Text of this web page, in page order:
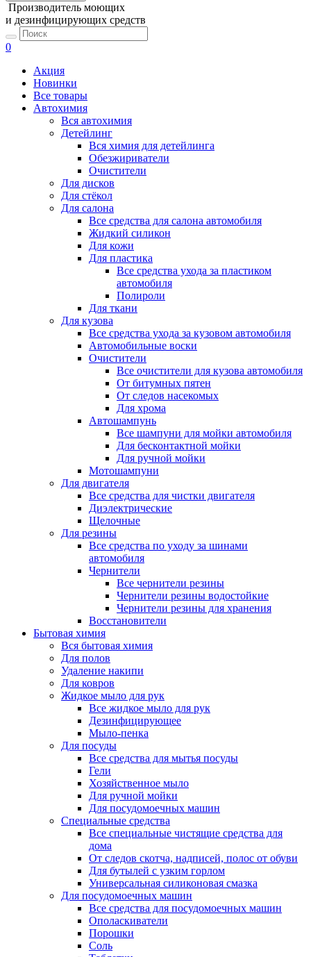
Производитель моющих
и дезинфицирующих средств
0
Акция
Новинки
Все товары
Автохимия
Вся автохимия
Детейлинг
Вся химия для детейлинга
Обезжириватели
Очистители
Для дисков
Для стёкол
Для салона
Все средства для салона автомобиля
Жидкий силикон
Для кожи
Для пластика
Все средства ухода за пластиком
автомобиля
Полироли
Для ткани
Для кузова
Все средства ухода за кузовом автомобиля
Автомобильные воски
Очистители
Все очистители для кузова автомобиля
От битумных пятен
От следов насекомых
Для хрома
Автошампунь
Все шампуни для мойки автомобиля
Для бесконтактной мойки
Для ручной мойки
Мотошампуни
Для двигателя
Все средства для чистки двигателя
Диэлектрические
Щелочные
Для резины
Все средства по уходу за шинами
автомобиля
Чернители
Все чернители резины
Чернители резины водостойкие
Чернители резины для хранения
Восстановители
Бытовая химия
Вся бытовая химия
Для полов
Удаление накипи
Для ковров
Жидкое мыло для рук
Все жидкое мыло для рук
Дезинфицирующее
Мыло-пенка
Для посуды
Все средства для мытья посуды
Гели
Хозяйственное мыло
Для ручной мойки
Для посудомоечных машин
Специальные средства
Все специальные чистящие средства для
дома
От следов скотча, надписей, полос от обуви
Для бутылей с узким горлом
Универсальная силиконовая смазка
Для посудомоечных машин
Все средства для посудомоечных машин
Ополаскиватели
Порошки
Соль